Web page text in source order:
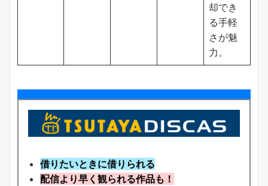
却でき
る手軽
さが魅
力。
借りたいときに借りられる
配信より早く観られる作品も！